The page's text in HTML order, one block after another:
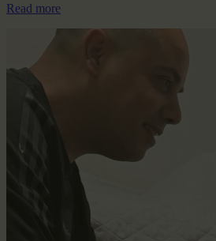
Read more